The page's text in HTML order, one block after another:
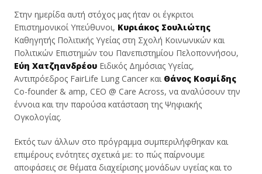
Στην ημερίδα αυτή στόχος μας ήταν οι έγκριτοι
Επιστημονικοί Υπεύθυνοι, Κυριάκος Σουλιώτης
Καθηγητής Πολιτικής Υγείας στη Σχολή Κοινωνικών και
Πολιτικών Επιστημών του Πανεπιστημίου Πελοποννήσου,
Εύη Χατζηανδρέου Ειδικός Δημόσιας Υγείας,
Αντιπρόεδρος FairLife Lung Cancer και Θάνος Κοσμίδης
Co-founder & amp, CEO @ Care Across, να αναλύσουν την
έννοια και την παρούσα κατάσταση της Ψηφιακής
Ογκολογίας.
Εκτός των άλλων στο πρόγραμμα συμπεριλήφθηκαν και
επιμέρους ενότητες σχετικά με: το πώς παίρνουμε
αποφάσεις σε θέματα διαχείρισης μονάδων υγείας και το